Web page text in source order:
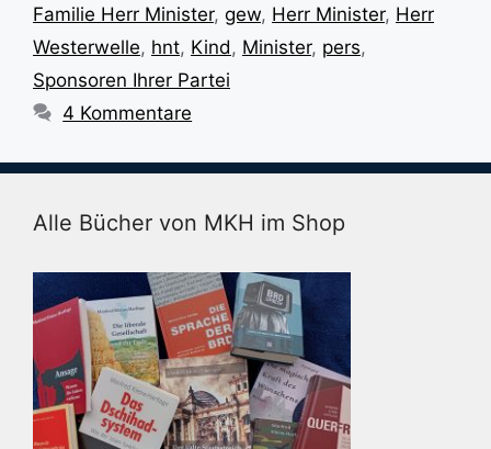
Familie Herr Minister, gew, Herr Minister, Herr
Westerwelle, hnt, Kind , Minister, pers,
Sponsoren Ihrer Partei
4 Kommentare
Alle Bücher von MKH im Shop